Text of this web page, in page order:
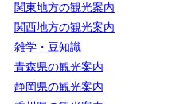
関東地方の観光案内
関西地方の観光案内
雑学・豆知識
青森県の観光案内
静岡県の観光案内